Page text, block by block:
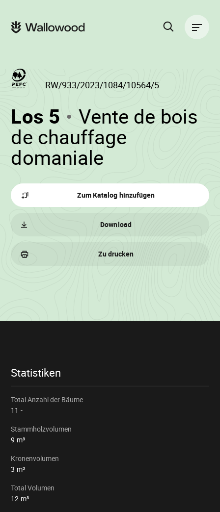
springen
springen
Los 5(RW/933/2023/
-
Vente de bois
de chauffage
domaniale•
Wallowood
RW/933/2023/1084/10564/5
Zum Katalog hinzufügen
Download
Zu drucken
Losinformationen
Statistiken
Total Anzahl der Bäume
11 -
Stammholzvolumen
9 m³
Kronenvolumen
3 m³
Total Volumen
12 m³